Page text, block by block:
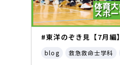
#東洋のぞき見【7月編】
blog 救急救命士学科